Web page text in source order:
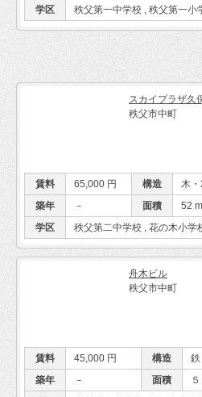
学区 秩父第一中学校 , 秩父第一小
スカイプラザ
秩父市中町
賃料 65,000 円 構造
木
築年
－ 面積 52 m
学区 秩父第二中学校 , 花の木小学
舟木ビル
秩父市中町
賃料 45,000 円 構造
築年
－ 面積